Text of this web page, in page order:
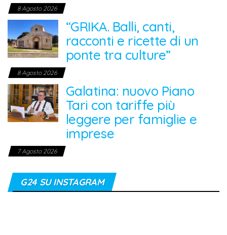
8 Agosto 2026
“GRIKA. Balli, canti,
racconti e ricette di un
ponte tra culture”
8 Agosto 2026
Galatina: nuovo Piano
Tari con tariffe più
leggere per famiglie e
imprese
7 Agosto 2026
G24 SU INSTAGRAM